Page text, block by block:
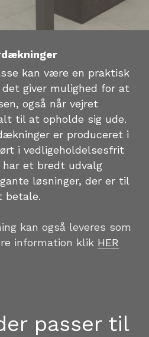
kan være en praktisk
giver mulighed for at
også når vejret
til at opholde sig ude.
er produceret i
i vedligeholdelsesfrit
har et bredt udvalg
løsninger, der er til
betale.
kan også leveres som
information klik HER
passer til